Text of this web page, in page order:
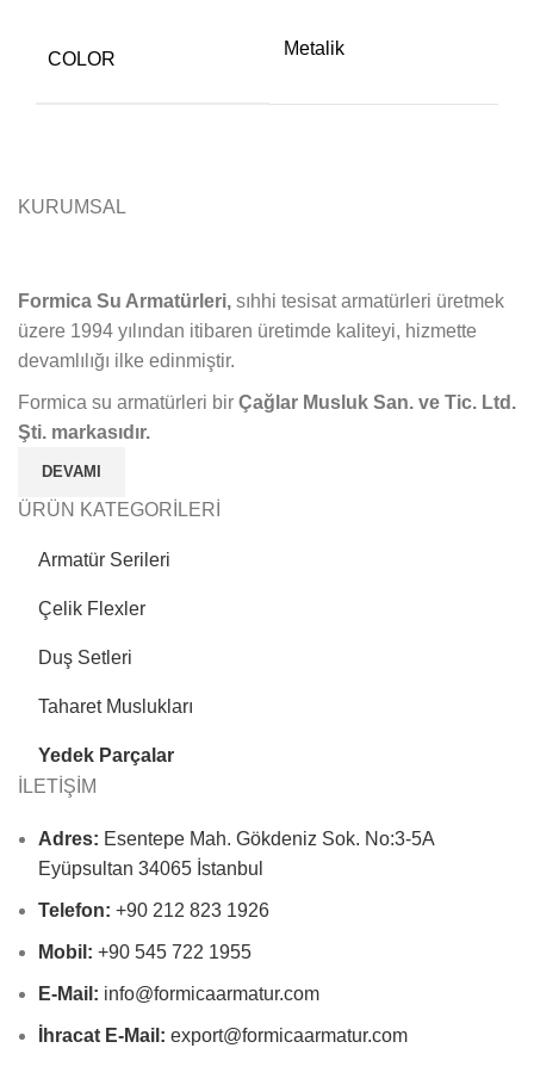
COLOR
Metalik
KURUMSAL
Formica Su Armatürleri, sıhhi tesisat armatürleri üretmek
üzere 1994 yılından itibaren üretimde kaliteyi, hizmette
devamlılığı ilke edinmiştir.
Formica su armatürleri bir Çağlar Musluk San. ve Tic. Ltd.
Şti. markasıdır.
DEVAMI
ÜRÜN KATEGORİLERİ
Armatür Serileri
Çelik Flexler
Duş Setleri
Taharet Muslukları
Yedek Parçalar
İLETİŞİM
Adres: Esentepe Mah. Gökdeniz Sok. No:3-5A
Eyüpsultan 34065 İstanbul
Telefon: +90 212 823 1926
Mobil: +90 545 722 1955
E-Mail: info@formicaarmatur.com
İhracat E-Mail: export@formicaarmatur.com